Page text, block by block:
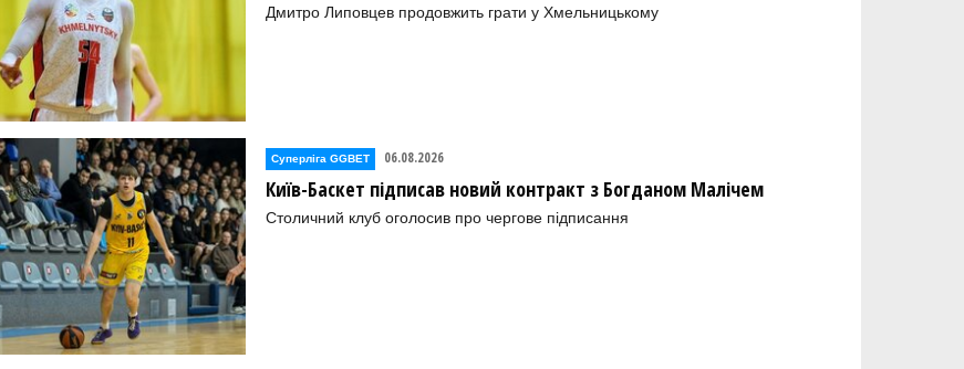
Дмитро Липовцев продовжить грати у Хмельницькому
Суперліга GGBET 06.08.2026
Київ-Баскет підписав новий контракт з Богданом Малічем
Столичний клуб оголосив про чергове підписання